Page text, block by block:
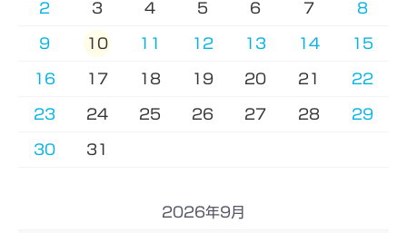
2 3 4 5 6 7 8
9 10 11 12 13 14 15
16 17 18 19 20 21 22
23 24 25 26 27 28 29
30 31
2026年9月